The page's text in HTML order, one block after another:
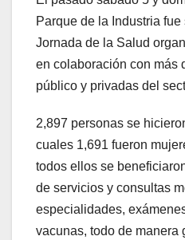
Parque de la Industria
Jornada de la Salud
en colaboración con más
público y privadas del
2,897 personas se
cuales 1,691 fueron
todos ellos se
de servicios y consultas
especialidades,
vacunas, todo de manera